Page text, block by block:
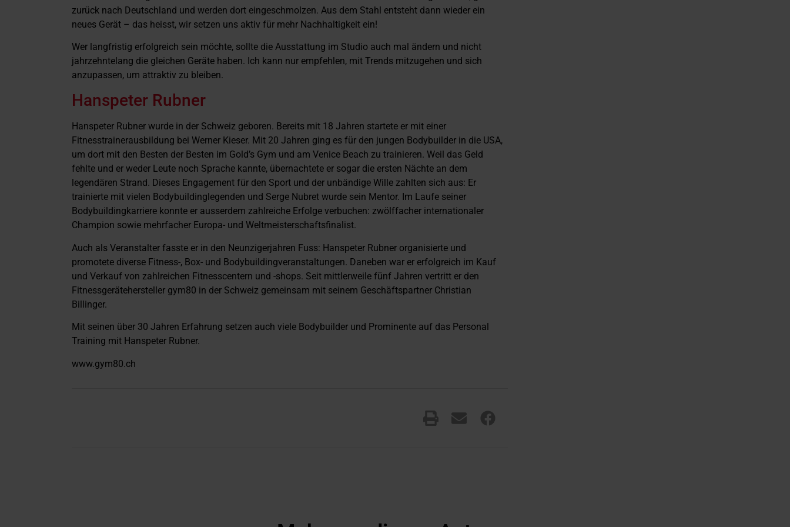
zurück nach Deutschland und werden dort eingeschmolzen. Aus dem Stahl entsteht dann wieder ein
neues Gerät – das heisst, wir setzen uns aktiv für mehr Nachhaltigkeit ein!
Wer langfristig erfolgreich sein möchte, sollte die Ausstattung im Studio auch mal ändern und nicht
jahrzehntelang die gleichen Geräte haben. Ich kann nur empfehlen, mit Trends mitzugehen und sich
anzupassen, um attraktiv zu bleiben.
Hanspeter Rubner
Hanspeter Rubner wurde in der Schweiz geboren. Bereits mit 18 Jahren startete er mit einer
Fitnesstrainerausbildung bei Werner Kieser. Mit 20 Jahren ging es für den jungen Bodybuilder in die USA,
um dort mit den Besten der Besten im Gold’s Gym und am Venice Beach zu trainieren. Weil das Geld
fehlte und er weder Leute noch Sprache kannte, übernachtete er sogar die ersten Nächte an dem
legendären Strand. Dieses Engagement für den Sport und der unbändige Wille zahlten sich aus: Er
trainierte mit vielen Bodybuildinglegenden und Serge Nubret wurde sein Mentor. Im Laufe seiner
Bodybuildingkarriere konnte er ausserdem zahlreiche Erfolge verbuchen: zwölffacher internationaler
Champion sowie mehrfacher Europa- und Weltmeisterschaftsfinalist.
Auch als Veranstalter fasste er in den Neunzigerjahren Fuss: Hanspeter Rubner organisierte und
promotete diverse Fitness-, Box- und Bodybuildingveranstaltungen. Daneben war er erfolgreich im Kauf
und Verkauf von zahlreichen Fitnesscentern und -shops. Seit mittlerweile fünf Jahren vertritt er den
Fitnessgerätehersteller gym80 in der Schweiz gemeinsam mit seinem Geschäftspartner Christian
Billinger.
Mit seinen über 30 Jahren Erfahrung setzen auch viele Bodybuilder und Prominente auf das Personal
Training mit Hanspeter Rubner.
www.gym80.ch